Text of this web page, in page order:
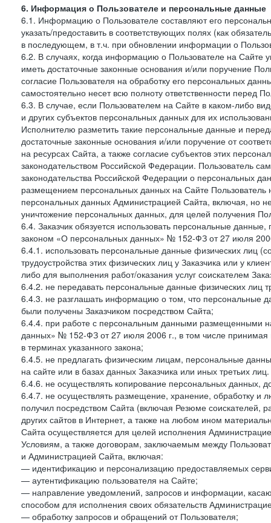
6. Информация о Пользователе и персональные данные
6.1. Информацию о Пользователе составляют его
указать/предоставить в соответствующих полях (как
в последующем, в т.ч. при обновлении информации о
6.2. В случаях, когда информацию о Пользователе на Сайте
иметь достаточные законные основания и/или поручение
согласие Пользователя на обработку его персональных
самостоятельно несет всю полноту ответственности перед
6.3. В случае, если Пользователем на Сайте в каком-либо
и других субъектов персональных данных для их
Исполнителю разметить такие персональные данные и
достаточные законные основания и/или поручение от
на ресурсах Сайта, а также согласие субъектов этих
законодательством Российской Федерации. Пользователь
законодательства Российской Федерации о персональных
размещением персональных данных на Сайте Пользователь
персональных данных Администрацией Сайта, включая, но
уничтожение персональных данных, для целей получения
6.4. Заказчик обязуется использовать персональные
законом «О персональных данных» № 152-ФЗ от 27 июля
6.4.1. использовать персональные данные физических лиц
трудоустройства этих физических лиц у Заказчика или у
либо для выполнения работ/оказания услуг соискателем
6.4.2. не передавать персональные данные физических лиц
6.4.3. не разглашать информацию о том, что персональные
были получены Заказчиком посредством Сайта;
6.4.4. при работе с персональным данными размещенными
данных» № 152-ФЗ от 27 июля 2006 г., в том числе принимая
в терминах указанного закона;
6.4.5. не предлагать физическим лицам, персональные
на сайте или в базах данных Заказчика или иных третьих лиц.
6.4.6. не осуществлять копирование персональных данных,
6.4.7. не осуществлять размещение, хранение, обработку и
получил посредством Сайта (включая Резюме
других сайтов в Интернет, а также на любом ином
Сайта осуществляется для целей исполнения
Условиям, а также договорам, заключаемым между
и Администрацией Сайта, включая:
— идентификацию и персонализацию предоставляемых
— аутентификацию пользователя на Сайте;
— направление уведомлений, запросов и информации,
способом для исполнения своих обязательств
— обработку запросов и обращений от Пользователя;